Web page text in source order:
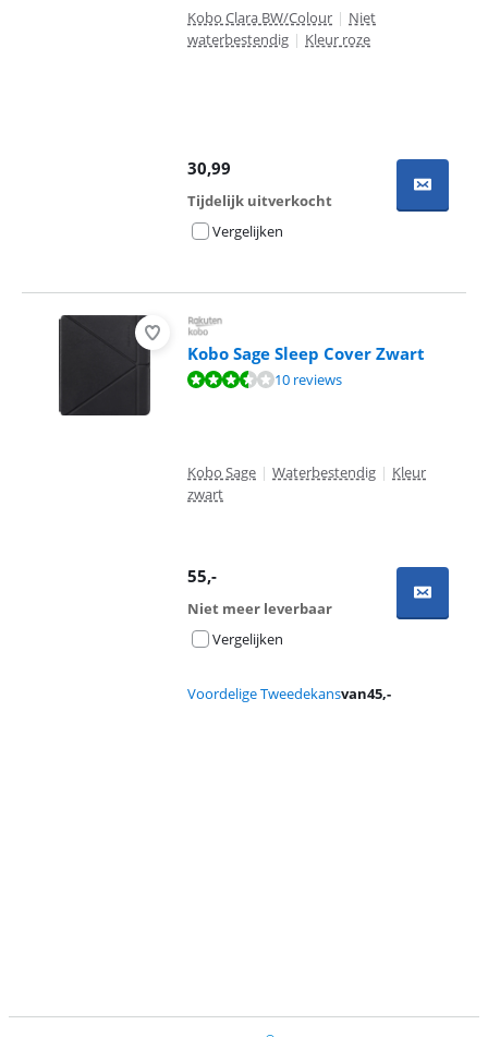
Kobo Clara BW/Colour | Niet
waterbestendig | Kleur roze
30,99
Tijdelijk uitverkocht
Vergelijken
Kobo Sage Sleep Cover Zwart
Beoordeling is 6,8 van de 10, gebaseerd op 10 reviews.
10 reviews
Kobo Sage | Waterbestendig | Kleur
zwart
55,-
Niet meer leverbaar
Vergelijken
Voordelige Tweedekansvan45,-